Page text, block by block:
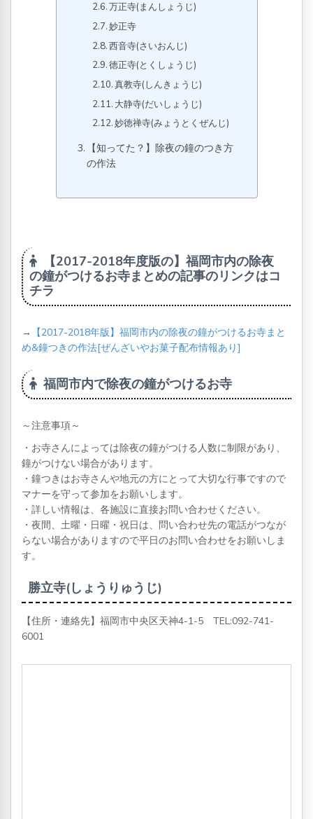
万正寺(まんしょうじ)
妙正寺
西音寺(さいおんじ)
徳正寺(とくしょうじ)
真教寺(しんきょうじ)
大静寺(だいしょうじ)
妙徳禅寺(みょうとくぜんじ)
【知ってた？】除夜の鐘のつき方
の作法
【2017-2018年度版の】福岡市内の除夜
の鐘がつけるお寺まとめの記事のリンクはコ
チラ
→
【2017-2018年版】福岡市内の除夜の鐘がつけるお寺まと
め&鐘つきの作法[ぜんざいやお菓子配布情報あり]
福岡市内で除夜の鐘がつけるお寺
～注意事項～
・お寺さんによっては除夜の鐘がつける人数に制限があり、
鐘がつけない場合があります。
・鐘つきはお寺さんや地元の方にとって大切な行事ですので
マナーを守って参加をお願いします。
・詳しい情報は、各施設に直接お問い合わせください。
・夜間、土曜・日曜・祝日は、問い合わせ先の電話がつなが
らない場合がありますので平日のお問い合わせをお願いしま
す。
勝立寺(しょうりゅうじ)
【住所・連絡先】福岡市中央区天神4-1-5 TEL:092-741-
6001